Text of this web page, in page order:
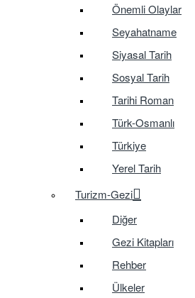
Önemli Olaylar
Seyahatname
Siyasal Tarih
Sosyal Tarih
Tarihi Roman
Türk-Osmanlı
Türkiye
Yerel Tarih
Turizm-Gezi
Diğer
Gezi Kitapları
Rehber
Ülkeler